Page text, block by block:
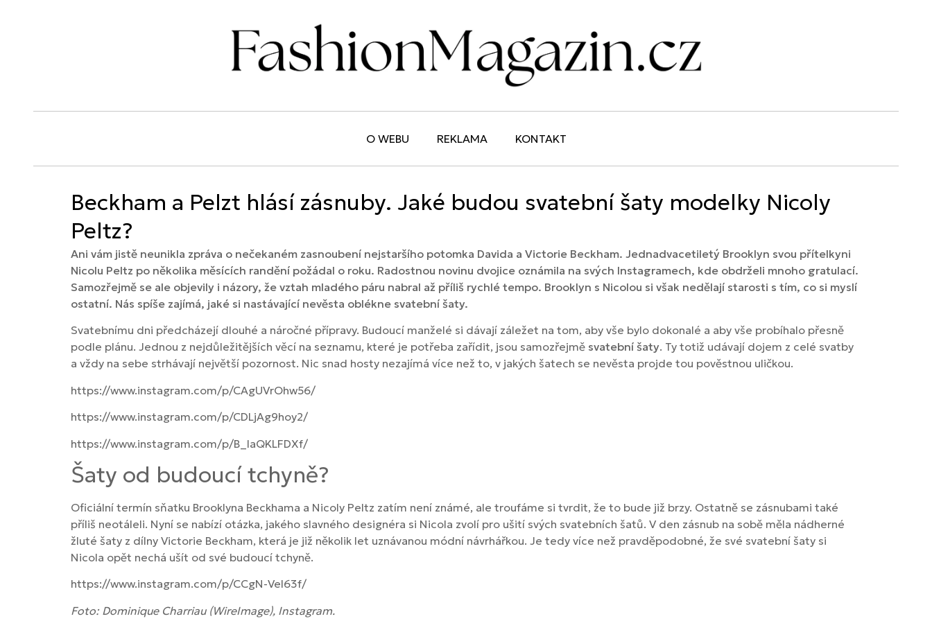
O WEBU REKLAMA KONTAKT
Beckham a Pelzt hlásí zásnuby. Jaké budou svatební šaty modelky Nicoly
Peltz?
Ani vám jistě neunikla zpráva o nečekaném zasnoubení nejstaršího potomka Davida a Victorie Beckham. Jednadvacetiletý Brooklyn svou přítelkyni
Nicolu Peltz po několika měsících randění požádal o roku. Radostnou novinu dvojice oznámila na svých Instagramech, kde obdrželi mnoho gratulací.
Samozřejmě se ale objevily i názory, že vztah mladého páru nabral až příliš rychlé tempo. Brooklyn s Nicolou si však nedělají starosti s tím, co si myslí
ostatní. Nás spíše zajímá, jaké si nastávající nevěsta oblékne svatební šaty.
Svatebnímu dni předcházejí dlouhé a náročné přípravy. Budoucí manželé si dávají záležet na tom, aby vše bylo dokonalé a aby vše probíhalo přesně
podle plánu. Jednou z nejdůležitějších věcí na seznamu, které je potřeba zařídit, jsou samozřejmě svatební šaty. Ty totiž udávají dojem z celé svatby
a vždy na sebe strhávají největší pozornost. Nic snad hosty nezajímá více než to, v jakých šatech se nevěsta projde tou pověstnou uličkou.
https://www.instagram.com/p/CAgUVrOhw56/
https://www.instagram.com/p/CDLjAg9hoy2/
https://www.instagram.com/p/B_IaQKLFDXf/
Šaty od budoucí tchyně?
Oficiální termín sňatku Brooklyna Beckhama a Nicoly Peltz zatím není známé, ale troufáme si tvrdit, že to bude již brzy. Ostatně se zásnubami také
příliš neotáleli. Nyní se nabízí otázka, jakého slavného designéra si Nicola zvolí pro ušití svých svatebních šatů. V den zásnub na sobě měla nádherné
žluté šaty z dílny Victorie Beckham, která je již několik let uznávanou módní návrhářkou. Je tedy více než pravděpodobné, že své svatební šaty si
Nicola opět nechá ušít od své budoucí tchyně.
https://www.instagram.com/p/CCgN-Vel63f/
Foto: Dominique Charriau (WireImage), Instagram.